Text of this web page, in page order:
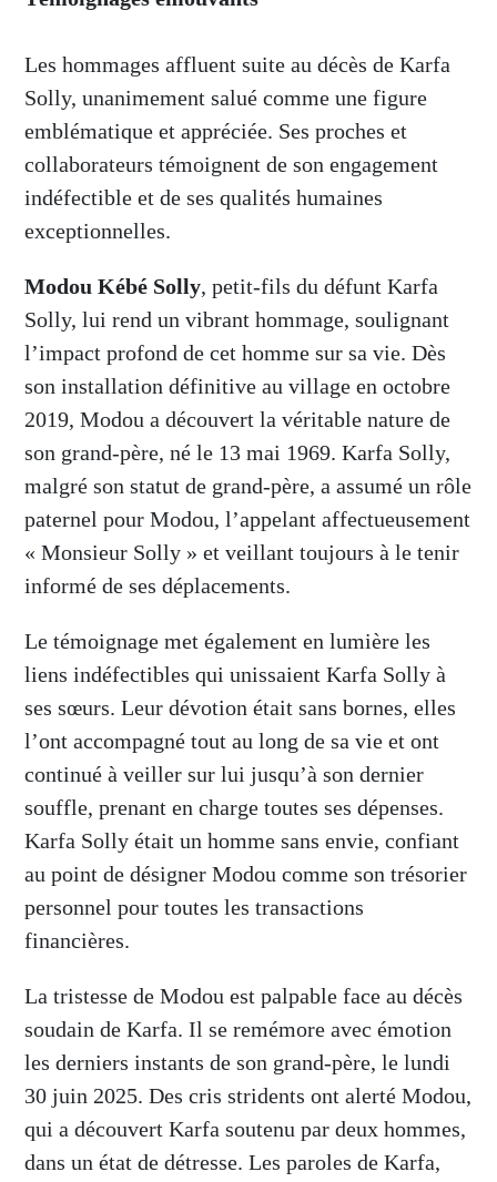
Les hommages affluent suite au décès de Karfa
Solly, unanimement salué comme une figure
emblématique et appréciée. Ses proches et
collaborateurs témoignent de son engagement
indéfectible et de ses qualités humaines
exceptionnelles.
Modou Kébé Solly, petit-fils du défunt Karfa
Solly, lui rend un vibrant hommage, soulignant
l’impact profond de cet homme sur sa vie. Dès
son installation définitive au village en octobre
2019, Modou a découvert la véritable nature de
son grand-père, né le 13 mai 1969. Karfa Solly,
malgré son statut de grand-père, a assumé un rôle
paternel pour Modou, l’appelant affectueusement
« Monsieur Solly » et veillant toujours à le tenir
informé de ses déplacements.
Le témoignage met également en lumière les
liens indéfectibles qui unissaient Karfa Solly à
ses sœurs. Leur dévotion était sans bornes, elles
l’ont accompagné tout au long de sa vie et ont
continué à veiller sur lui jusqu’à son dernier
souffle, prenant en charge toutes ses dépenses.
Karfa Solly était un homme sans envie, confiant
au point de désigner Modou comme son trésorier
personnel pour toutes les transactions
financières.
La tristesse de Modou est palpable face au décès
soudain de Karfa. Il se remémore avec émotion
les derniers instants de son grand-père, le lundi
30 juin 2025. Des cris stridents ont alerté Modou,
qui a découvert Karfa soutenu par deux hommes,
dans un état de détresse. Les paroles de Karfa,